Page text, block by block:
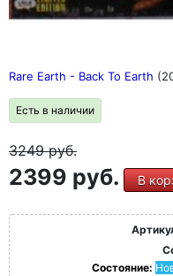
Rare Earth - Back To Earth
Есть в наличии
3249руб.
2399 руб. В
Состояние: